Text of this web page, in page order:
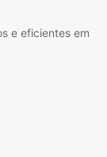
e eficientes em